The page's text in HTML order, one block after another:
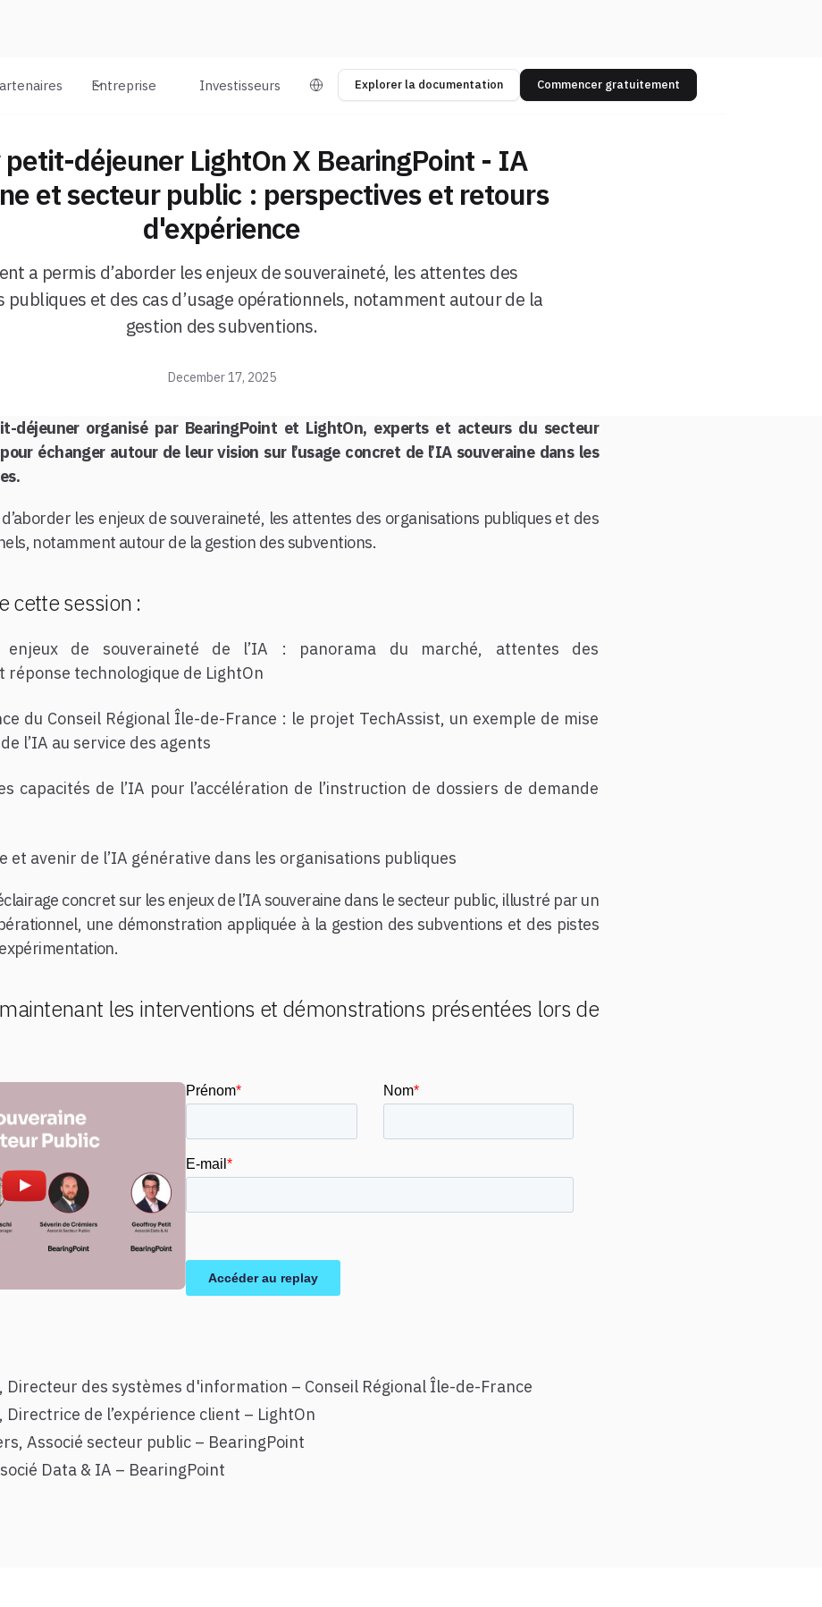
Entreprise Investisseurs Explorer la documentation Commencer gratuitement
petit-déjeuner LightOn X BearingPoint - IA
et secteur public : perspectives et retours
d'expérience
a permis d’aborder les enjeux de souveraineté, les attentes des
publiques et des cas d’usage opérationnels, notamment autour de la
gestion des subventions.
December 17, 2025
déjeuner organisé par BearingPoint et LightOn, experts et acteurs du secteur
échanger autour de leur vision sur l’usage concret de l’IA souveraine dans les
d’aborder les enjeux de souveraineté, les attentes des organisations publiques et des
notamment autour de la gestion des subventions.
cette session :
enjeux de souveraineté de l’IA : panorama du marché, attentes des
technologique de LightOn
du Conseil Régional Île-de-France : le projet TechAssist, un exemple de mise
l’IA au service des agents
capacités de l’IA pour l’accélération de l’instruction de dossiers de demande
et avenir de l’IA générative dans les organisations publiques
concret sur les enjeux de l’IA souveraine dans le secteur public, illustré par un
une démonstration appliquée à la gestion des subventions et des pistes
les interventions et démonstrations présentées lors de
Directeur des systèmes d'information – Conseil Régional Île-de-France
Directrice de l’expérience client – LightOn
Associé secteur public – BearingPoint
Data & IA – BearingPoint